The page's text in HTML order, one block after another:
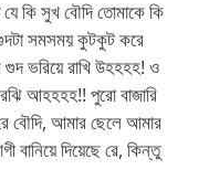
কি সুখ বৌদি তোমাকে কি
সমসময় কুটকুট করে
ভরিয়ে রাখি উহহহহ! ও
আহহহহ!! পুরো বাজারি
বৌদি, আমার ছেলে আমার
বানিয়ে দিয়েছে রে, কিন্তু